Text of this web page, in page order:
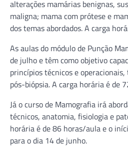
alterações mamárias benignas,
maligna; mama com prótese e
dos temas abordados. A carga
As aulas do módulo de Punção
de julho e têm como objetivo
princípios técnicos e
pós-biópsia. A carga horária é de
Já o curso de Mamografia irá
técnicos, anatomia, fisiologia e
horária é de 86 horas/aula e o
para o dia 14 de junho.